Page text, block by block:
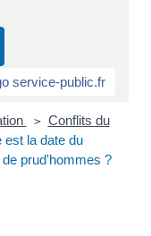
> Conflits du
est la date du
prud'hommes ?